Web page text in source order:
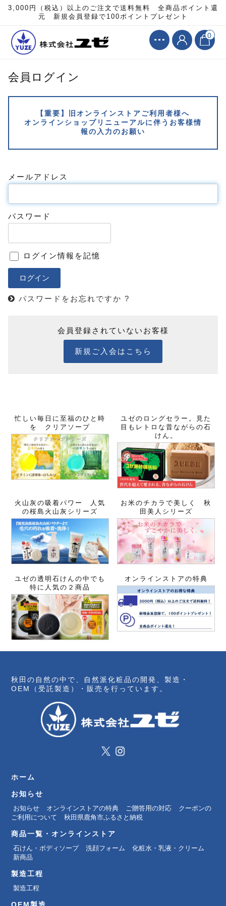
3,000円（税込）以上のご注文で送料無料 全商品ポイント還
元 新規会員登録で100ポイントプレゼント
0
会員ログイン
【重要】旧オンラインストアご利用者様へ
オンラインショップリニューアルに伴うお客様情
報の入力のお願い
メールアドレス
パスワード
ログイン情報を記憶
パスワードをお忘れですか ?
会員登録されていないお客様
新規ご入会はこちら
忙しい毎日に至福のひと時
を クリアソープ
ユゼのロングセラー。見た
目もレトロな昔ながらの石
けん。
火山灰の吸着パワー 人気
の桜島火山灰シリーズ
お米のチカラで美しく 秋
田美人シリーズ
ユゼの透明石けんの中でも
特に人気の２商品
オンラインストアの特典
秋田の自然の中で、自然派化粧品の開発、製造・
OEM（受託製造）・販売を行っています。
ホーム
お知らせ
お知らせ オンラインストアの特典 ご贈答用の対応
クーポンの
ご利用について
秋田県鹿角市ふるさと納税
商品一覧・オンラインストア
石けん・ボディソープ 洗顔フォーム
化粧水・乳液・クリーム
新商品
製造工程
製造工程
OEM製造